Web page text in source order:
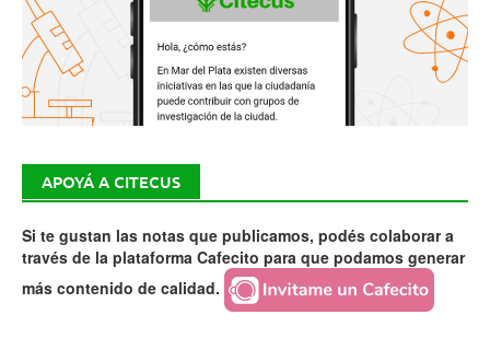
APOYÁ A CITECUS
Si te gustan las notas que publicamos, podés colaborar a
través de la plataforma Cafecito para que podamos generar
más contenido de calidad.